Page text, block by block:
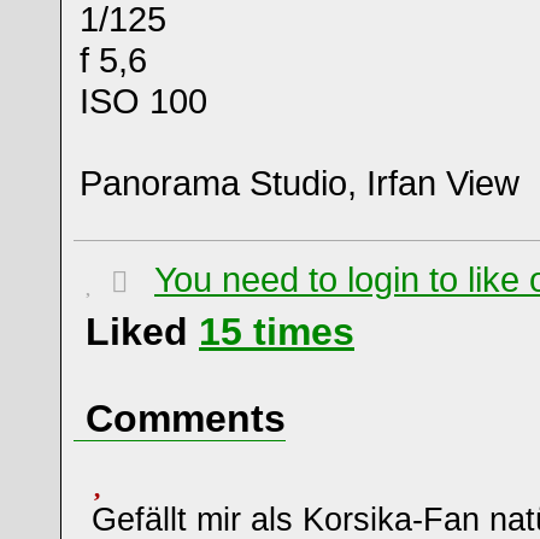
1/125
f 5,6
ISO 100
Panorama Studio, Irfan View
You need to login to like
Liked 15 times
Comments
Gefällt mir als Korsika-Fan